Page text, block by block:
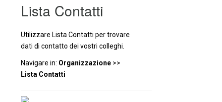
Lista Contatti
Utilizzare Lista Contatti per trovare
dati di contatto dei vostri colleghi.
Navigare in: Organizzazione >>
Lista Contatti